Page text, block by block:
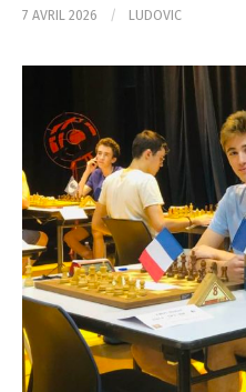
7 AVRIL 2026 / LUDOVIC